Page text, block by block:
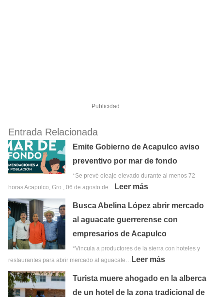
Publicidad
Entrada Relacionada
Emite Gobierno de Acapulco aviso
preventivo por mar de fondo
*Se prevé oleaje elevado durante al menos 72
horas Acapulco, Gro., 06 de agosto de… Leer más
Busca Abelina López abrir mercado
al aguacate guerrerense con
empresarios de Acapulco
*Vincula a productores de la sierra con hoteles y
restaurantes para abrir mercado al aguacate… Leer más
Turista muere ahogado en la alberca
de un hotel de la zona tradicional de